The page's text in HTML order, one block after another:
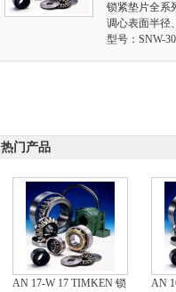
锁紧垫片全系
调心表面半径
型号：SNW-
热门产品
AN 17-W 17 TIMKEN 锁
AN